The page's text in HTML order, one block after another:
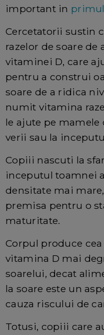
important in
Cercetatorii sustin
razelor de soare de
vitaminei D, care
pentru a construi
soare de a ridica
numit vitamina
le ajute pe mamele
verii sau la
Copiii nascuti la
inceputul toamnei
densitate mai
premisa pentru o
maturitate.
Corpul produce
vitamina D mai
soarelui, decat
la soare este un
cauza riscului de
Totusi, copiii care